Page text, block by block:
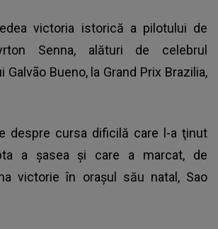
victoria istorică a pilotului de
Senna, alături de celebrul
Galvão Bueno, la Grand Prix Brazilia,
despre cursa dificilă care l-a ţinut
a şasea şi care a marcat, de
victorie în oraşul său natal, Sao